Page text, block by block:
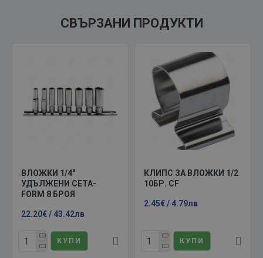
СВЪРЗАНИ ПРОДУКТИ
ВЛОЖКИ 1/4"
УДЪЛЖЕНИ CETA-
FORM 8 БРОЯ
22.20€ / 43.42лв
КУПИ
КЛИПС ЗА ВЛОЖКИ 1/2
10БР. CF
2.45€ / 4.79лв
КУПИ